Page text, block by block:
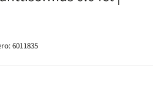
6011835